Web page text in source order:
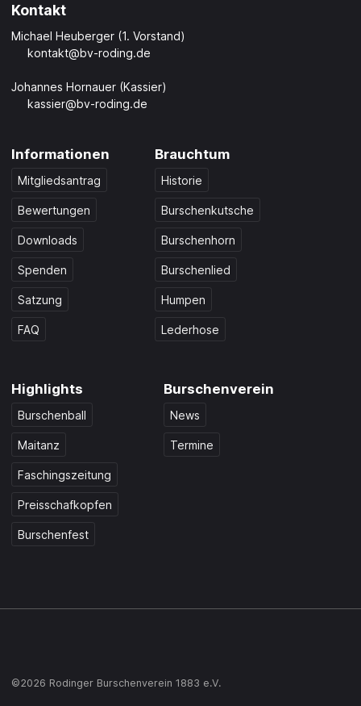
Kontakt
Michael Heuberger (1. Vorstand)
kontakt@bv-roding.de
Johannes Hornauer (Kassier)
kassier@bv-roding.de
Informationen
Mitgliedsantrag
Bewertungen
Downloads
Spenden
Satzung
FAQ
Brauchtum
Historie
Burschenkutsche
Burschenhorn
Burschenlied
Humpen
Lederhose
Highlights
Burschenball
Maitanz
Faschingszeitung
Preisschafkopfen
Burschenfest
Burschenverein
News
Termine
©2026 Rodinger Burschenverein 1883 e.V.